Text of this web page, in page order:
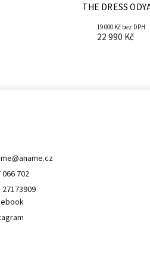
THE DRESS
19 000 Kč bez DPH
22 990 Kč
@aname.cz
066 702
27173909